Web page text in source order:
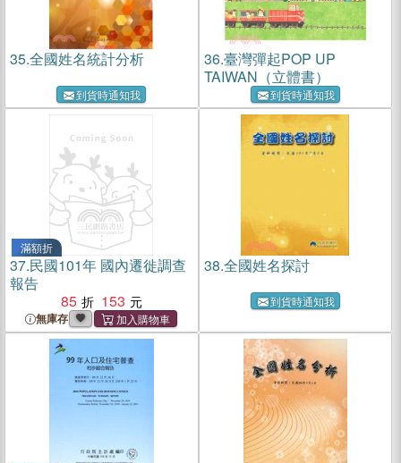
35.全國姓名統計分析
到貨時通知我
36.臺灣彈起POP UP
TAIWAN（立體書）
到貨時通知我
滿額折
37.民國101年 國內遷徙調查
報告
85
153
無庫存
38.全國姓名探討
到貨時通知我